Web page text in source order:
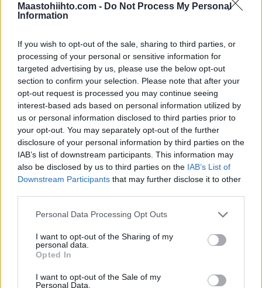
Maastohiihto.com - Do Not Process My Personal
Information
If you wish to opt-out of the sale, sharing to third parties, or
processing of your personal or sensitive information for
targeted advertising by us, please use the below opt-out
section to confirm your selection. Please note that after your
opt-out request is processed you may continue seeing
interest-based ads based on personal information utilized by
us or personal information disclosed to third parties prior to
your opt-out. You may separately opt-out of the further
disclosure of your personal information by third parties on the
IAB’s list of downstream participants. This information may
also be disclosed by us to third parties on the IAB’s List of
Downstream Participants that may further disclose it to other
Please note that this website/app uses one or more Google
not limited to your visit or usage behaviour. You may click to
grant or deny consent to Google and its third-party tags to
use your data for below specified purposes in below Google
consent section.
Personal Data Processing Opt Outs
I want to opt-out of the Sharing of my
personal data.
Opted In
I want to opt-out of the Sale of my
Personal Data.
Andreas Nygaard on vahva
suosikki Tartu
Maratonilla
TEKIJÄ TEEMU VIRTANEN 18.02.2022
Kaksinkertainen Visma Ski Classics-sarjan
mestari Andreas Nygaard, Team Ragde Charge,
palasi valtaistuimelleen viime sunnuntaina
voittamalla kauden ensimmäisen kisansa Jizerska
Padesatkan Tsekeissä. Hän on nyt yksi
suurimmista ennakkosuosikeista sunnuntain